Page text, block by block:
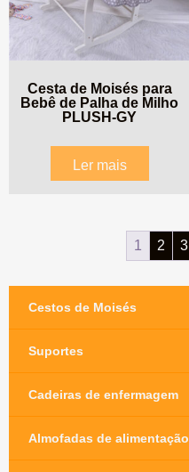
Cesta de Moisés para
Bebê de Palha de Milho
PLUSH-GY
Ler mais
1 2 3
Cestos de Moisés
Suportes
Cadeiras de enfermagem
Almofadas de alimentação